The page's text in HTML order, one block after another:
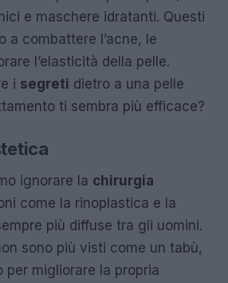
e maschere idratanti. Questi
a combattere l’acne, le
l’elasticità della pelle.
i segreti dietro a una pelle
ti sembra più efficace?
ignorare la chirurgia
come la rinoplastica e la
più diffuse tra gli uomini.
sono più visti come un tabù,
per migliorare la propria